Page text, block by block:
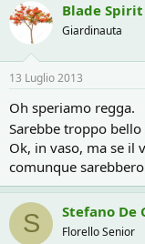
Ho letto che per farla
bruciare per il freddo
occorrono
vabbè, vediamo che
miei, che è
15°C forse no, ma
Vedrò quest'inverno
fra 10 anni, ma per la
Però è proprio bella
siano...
Blade Spirit
Giardinauta
13 Luglio 2013
Oh speriamo regga.
Sarebbe troppo
Ok, in vaso, ma se il
comunque
S Stefano De
Florello Senior